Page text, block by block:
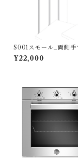
S001スモール_両側手
場分（オプション）
¥22,000